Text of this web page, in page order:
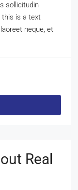
sollicitudin
this is a text
neque, et
Real